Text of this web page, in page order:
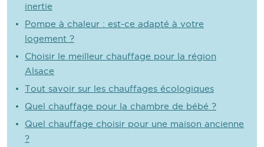
inertie
Pompe à chaleur : est-ce adapté à votre
logement ?
Choisir le meilleur chauffage pour la région
Alsace
Tout savoir sur les chauffages écologiques
Quel chauffage pour la chambre de bébé ?
Quel chauffage choisir pour une maison ancienne
?